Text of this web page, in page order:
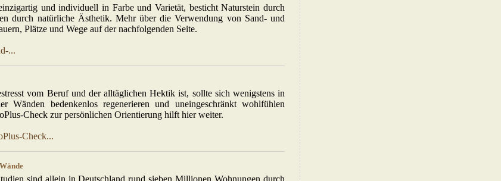
und individuell in Farbe und Varietät, besticht Naturstein durch
durch natürliche Ästhetik. Mehr über die Verwendung von Sand- und
Plätze und Wege auf der nachfolgenden Seite.
...
vom Beruf und der alltäglichen Hektik ist, sollte sich wenigstens in
Wänden bedenkenlos regenerieren und uneingeschränkt wohlfühlen
Check zur persönlichen Orientierung hilft hier weiter.
Check...
sind allein in Deutschland rund sieben Millionen Wohnungen durch